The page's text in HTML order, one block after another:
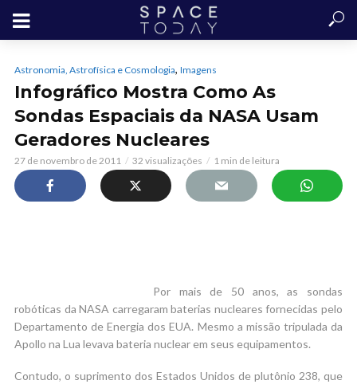
Astronomia, Astrofísica e Cosmologia, Imagens
Infográfico Mostra Como As
Sondas Espaciais da NASA Usam
Geradores Nucleares
27 de novembro de 2011 32 visualizações 1 min de leitura
Por mais de 50 anos, as sondas
robóticas da NASA carregaram baterias nucleares fornecidas pelo
Departamento de Energia dos EUA. Mesmo a missão tripulada da
Apollo na Lua levava bateria nuclear em seus equipamentos.
Contudo, o suprimento dos Estados Unidos de plutônio 238, que